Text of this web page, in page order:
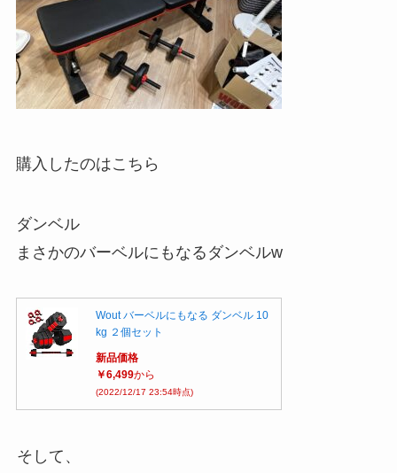
購入したのはこちら
ダンベル
まさかのバーベルにもなるダンベルw
Wout バーベルにもなる ダンベル 10
kg ２個セット
新品価格
￥6,499から
(2022/12/17 23:54時点)
そして、